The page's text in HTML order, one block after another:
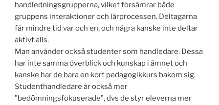
handledningsgrupperna, vilket försämrar både
gruppens interaktioner och lärprocessen. Deltagarna
får mindre tid var och en, och några kanske inte deltar
aktivt alls.
Man använder också studenter som handledare. Dessa
har inte samma överblick och kunskap i ämnet och
kanske har de bara en kort pedagogikkurs bakom sig.
Studenthandledare är också mer
”bedömningsfokuserade”, dvs de styr eleverna mer